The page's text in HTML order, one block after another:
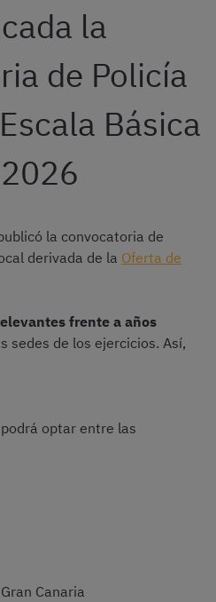
la
de Policía
Básica
la convocatoria de
derivada de la Oferta de
frente a años
sedes de los ejercicios. Así,
podrá optar entre las
Canaria